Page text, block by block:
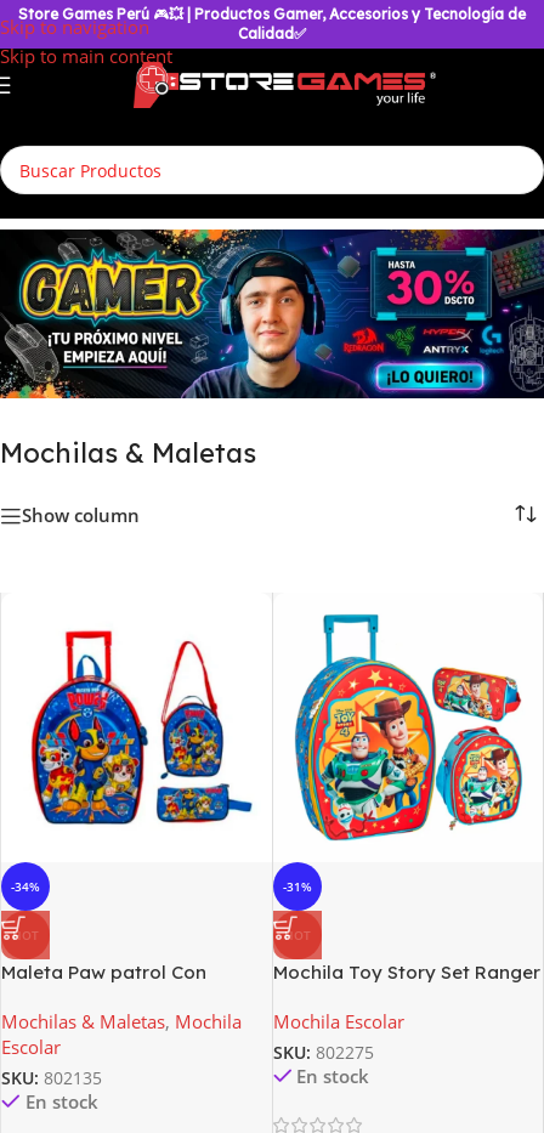
Skip to navigation
Skip to main content
Store Games Perú 🎮💥
| Productos Gamer, Accesorios y Tecnología de
Calidad✅
Mochilas & Maletas
Show column
-34%
HOT
Maleta Paw patrol Con
802135
Mochilas & Maletas, Mochila
Escolar
SKU: 802135
En stock
-31%
HOT
Mochila Toy Story Set Ranger
Mochila Escolar
SKU: 802275
En stock